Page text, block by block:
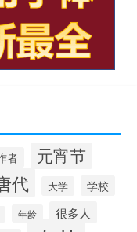
者 元宵节
代 大学 学校
年龄 很多人